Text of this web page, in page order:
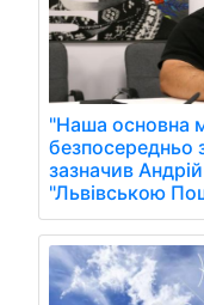
"Наша основна
безпосередньо
зазначив
"Львівською